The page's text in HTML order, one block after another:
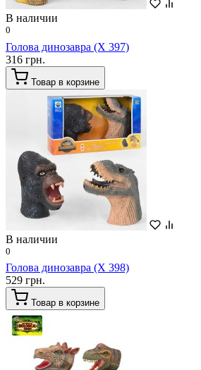
В наличии
0
Голова динозавра (X 397)
316 грн.
Товар в корзине
В наличии
0
Голова динозавра (X 398)
529 грн.
Товар в корзине